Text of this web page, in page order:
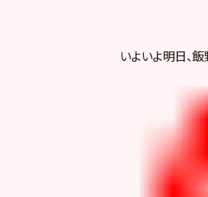
いよいよ明日、